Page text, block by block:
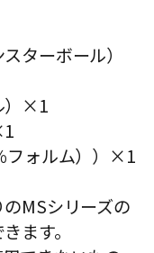
ターボール）
）×1
フォルム））×1
MSシリーズの
ます。